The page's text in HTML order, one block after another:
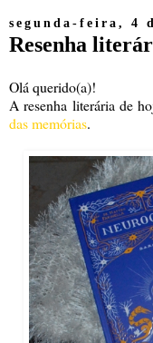
segunda-feira, 4
Resenha
Olá querido(a)!
A resenha literária de
das memórias.